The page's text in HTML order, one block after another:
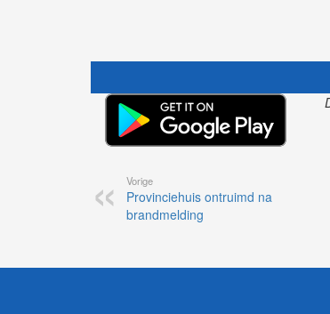
Vorige
Provinciehuis ontruimd na
brandmelding